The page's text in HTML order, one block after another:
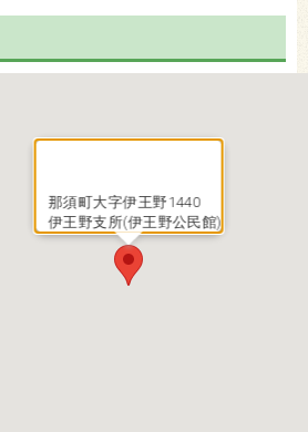
那須町大字伊王野1440
伊王野支所(伊王野公民館)